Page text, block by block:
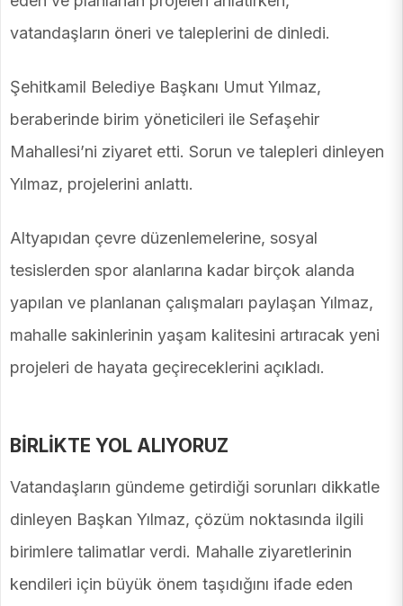
vatandaşların öneri ve taleplerini de dinledi.
Şehitkamil Belediye Başkanı Umut Yılmaz,
beraberinde birim yöneticileri ile Sefaşehir
Mahallesi’ni ziyaret etti. Sorun ve talepleri dinleyen
Yılmaz, projelerini anlattı.
Altyapıdan çevre düzenlemelerine, sosyal
tesislerden spor alanlarına kadar birçok alanda
yapılan ve planlanan çalışmaları paylaşan Yılmaz,
mahalle sakinlerinin yaşam kalitesini artıracak yeni
projeleri de hayata geçireceklerini açıkladı.
BİRLİKTE YOL ALIYORUZ
Vatandaşların gündeme getirdiği sorunları dikkatle
dinleyen Başkan Yılmaz, çözüm noktasında ilgili
birimlere talimatlar verdi. Mahalle ziyaretlerinin
kendileri için büyük önem taşıdığını ifade eden